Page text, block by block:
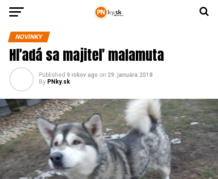
NOVINKY
Hľadá sa majiteľ malamuta
Published 9 rokov ago on 29. januára 2018
By PNky.sk